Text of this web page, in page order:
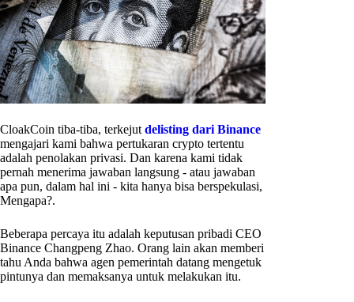
CloakCoin tiba-tiba, terkejut delisting dari Binance
mengajari kami bahwa pertukaran crypto tertentu
adalah penolakan privasi. Dan karena kami tidak
pernah menerima jawaban langsung - atau jawaban
apa pun, dalam hal ini - kita hanya bisa berspekulasi,
Mengapa?.
Beberapa percaya itu adalah keputusan pribadi CEO
Binance Changpeng Zhao. Orang lain akan memberi
tahu Anda bahwa agen pemerintah datang mengetuk
pintunya dan memaksanya untuk melakukan itu.